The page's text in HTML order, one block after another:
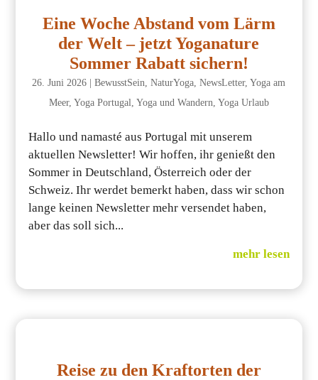
Eine Woche Abstand vom Lärm
der Welt – jetzt Yoganature
Sommer Rabatt sichern!
26. Juni 2026 |BewusstSein,NaturYoga,NewsLetter,Yoga am
Meer, Yoga Portugal, Yoga und Wandern, Yoga Urlaub
Hallo und namasté aus Portugal mit unserem
aktuellen Newsletter! Wir hoffen, ihr genießt den
Sommer in Deutschland, Österreich oder der
Schweiz. Ihr werdet bemerkt haben, dass wir schon
lange keinen Newsletter mehr versendet haben,
aber das soll sich...
mehr lesen
Reise zu den Kraftorten der